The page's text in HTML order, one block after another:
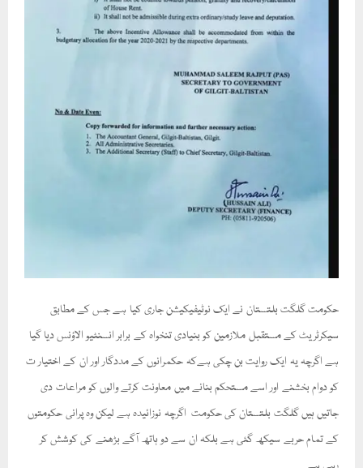
حکومت گلگت بلتستان نے ایک نوٹیفیکیشن جاری کیا ہے جس کے مطابق
سیکرٹریٹ کے مستقبل ملازمین کو بنیادی تنخواہ کے برابر انسنٹیو الاؤنس دیا گیا
ہے اگرچہ یہ ایک روایت بن چکی ہےکہ حکمرانوں کے مددگار اور ان کے اختیار ت
کو دوام بخشنے اور اسے مستحکم بنانے میں معاونت کرتے والوں کو مراعات دی
جاتیں ہیں گلگت بلتستان کی حکومت اگرچہ نوزائیدہ ہے لیکن وہ پرانی حکومتوں
کے تمام حربے سیکھ گئی ہے بلکہ ان سے دو ہاتھ آگے بڑھنے کی کوشش کر